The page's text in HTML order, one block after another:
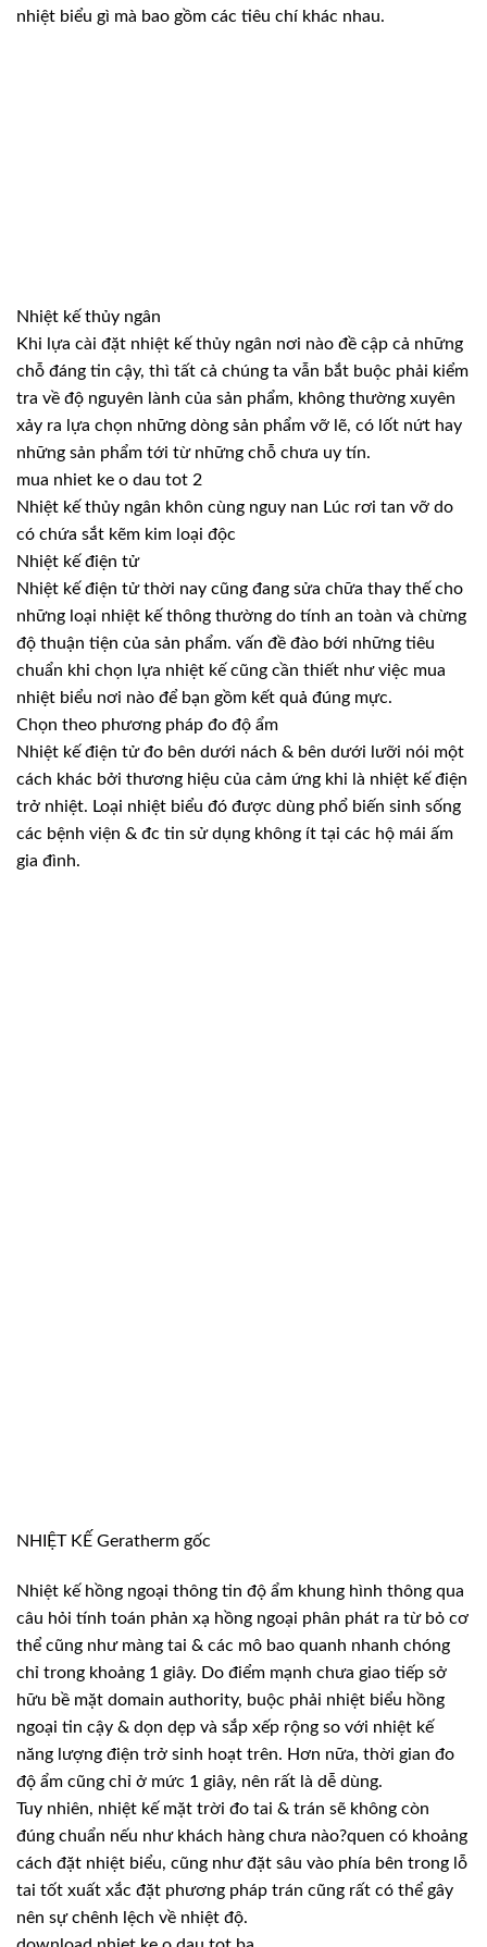
nhiệt biểu gì mà bao gồm các tiêu chí khác nhau.
Nhiệt kế thủy ngân
Khi lựa cài đặt nhiệt kế thủy ngân nơi nào đề cập cả những
chỗ đáng tin cậy, thì tất cả chúng ta vẫn bắt buộc phải kiểm
tra về độ nguyên lành của sản phẩm, không thường xuyên
xảy ra lựa chọn những dòng sản phẩm vỡ lẽ, có lốt nứt hay
những sản phẩm tới từ những chỗ chưa uy tín.
mua nhiet ke o dau tot 2
Nhiệt kế thủy ngân khôn cùng nguy nan Lúc rơi tan vỡ do
có chứa sắt kẽm kim loại độc
Nhiệt kế điện tử
Nhiệt kế điện tử thời nay cũng đang sửa chữa thay thế cho
những loại nhiệt kế thông thường do tính an toàn và chừng
độ thuận tiện của sản phẩm. vấn đề đào bới những tiêu
chuẩn khi chọn lựa nhiệt kế cũng cần thiết như việc mua
nhiệt biểu nơi nào để bạn gồm kết quả đúng mực.
Chọn theo phương pháp đo độ ẩm
Nhiệt kế điện tử đo bên dưới nách & bên dưới lưỡi nói một
cách khác bởi thương hiệu của cảm ứng khi là nhiệt kế điện
trở nhiệt. Loại nhiệt biểu đó được dùng phổ biến sinh sống
các bệnh viện & đc tin sử dụng không ít tại các hộ mái ấm
gia đình.
NHIỆT KẾ Geratherm gốc
Nhiệt kế hồng ngoại thông tin độ ẩm khung hình thông qua
câu hỏi tính toán phản xạ hồng ngoại phân phát ra từ bỏ cơ
thể cũng như màng tai & các mô bao quanh nhanh chóng
chỉ trong khoảng 1 giây. Do điểm mạnh chưa giao tiếp sở
hữu bề mặt domain authority, buộc phải nhiệt biểu hồng
ngoại tin cậy & dọn dẹp và sắp xếp rộng so với nhiệt kế
năng lượng điện trở sinh hoạt trên. Hơn nữa, thời gian đo
độ ẩm cũng chỉ ở mức 1 giây, nên rất là dễ dùng.
Tuy nhiên, nhiệt kế mặt trời đo tai & trán sẽ không còn
đúng chuẩn nếu như khách hàng chưa nào?quen có khoảng
cách đặt nhiệt biểu, cũng như đặt sâu vào phía bên trong lỗ
tai tốt xuất xắc đặt phương pháp trán cũng rất có thể gây
nên sự chênh lệch về nhiệt độ.